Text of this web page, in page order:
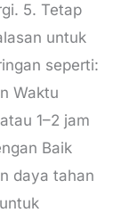
5. Tetap
untuk
seperti:
Waktu
1–2 jam
Baik
daya tahan